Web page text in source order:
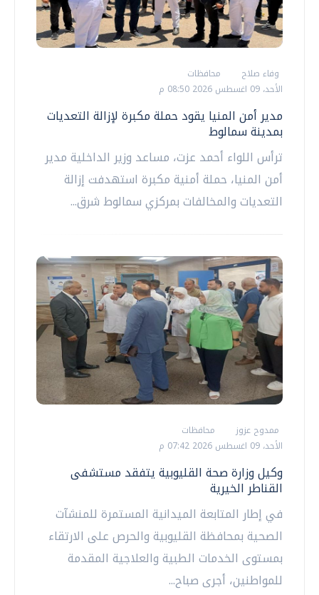
وفاء صلاح
محافظات
الأحد، 09 اغسطس 2026 08:50 م
مدير أمن المنيا يقود حملة مكبرة لإزالة التعديات
بمدينة سمالوط
ترأس اللواء أحمد عزت، مساعد وزير الداخلية مدير
أمن المنيا، حملة أمنية مكبرة استهدفت إزالة
التعديات والمخالفات بمركزي سمالوط شرق...
ممدوح عزوز
محافظات
الأحد، 09 اغسطس 2026 07:42 م
وكيل وزارة صحة القليوبية يتفقد مستشفى
القناطر الخيرية
في إطار المتابعة الميدانية المستمرة للمنشآت
الصحية بمحافظة القليوبية والحرص على الارتقاء
بمستوى الخدمات الطبية والعلاجية المقدمة
للمواطنين، أجرى صباح...